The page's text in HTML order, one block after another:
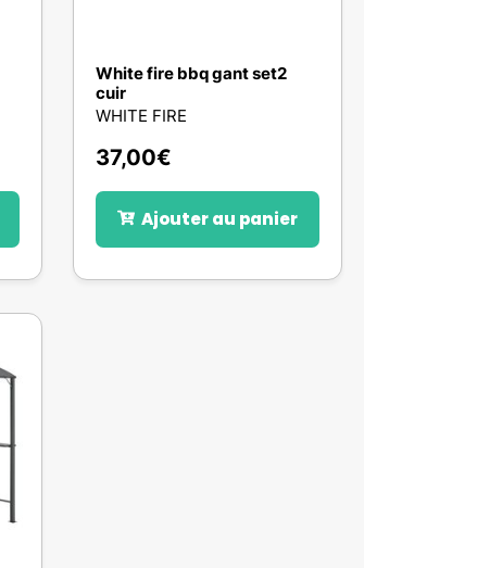
White fire bbq gant set2
cuir
WHITE FIRE
37,00€
Ajouter au panier